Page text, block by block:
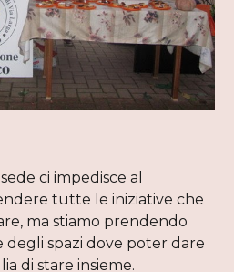
ci impedisce al
tutte le iniziative che
ma stiamo prendendo
spazi dove poter dare
di stare insieme.